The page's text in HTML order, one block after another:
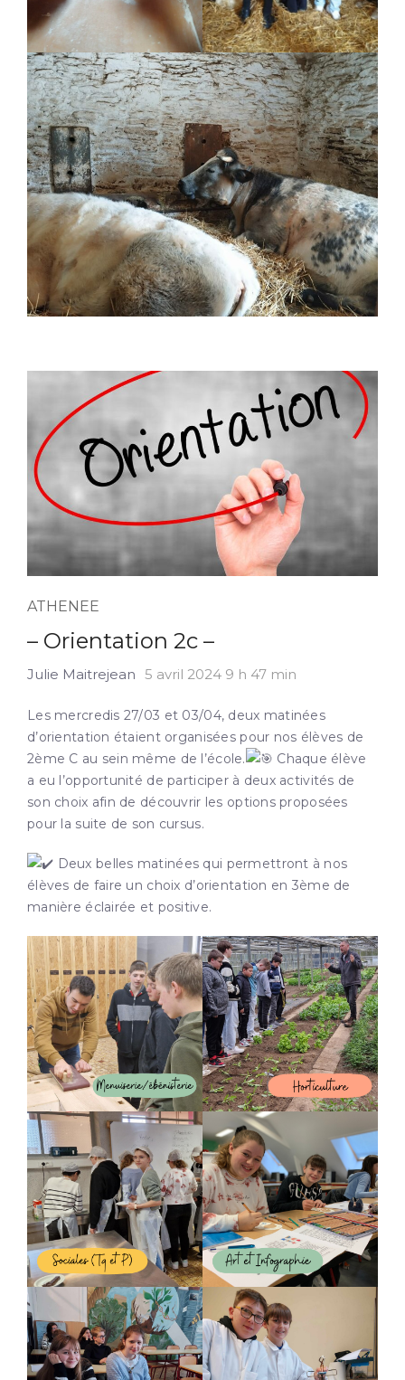
ATHENEE
– Orientation 2c –
Julie Maitrejean 5 avril 2024 9 h 47 min
Les mercredis 27/03 et 03/04, deux matinées
d’orientation étaient organisées pour nos élèves de
2ème C au sein même de l’école.
Chaque élève
a eu l’opportunité de participer à deux activités de
son choix afin de découvrir les options proposées
pour la suite de son cursus.
Deux belles matinées qui permettront à nos
élèves de faire un choix d’orientation en 3ème de
manière éclairée et positive.